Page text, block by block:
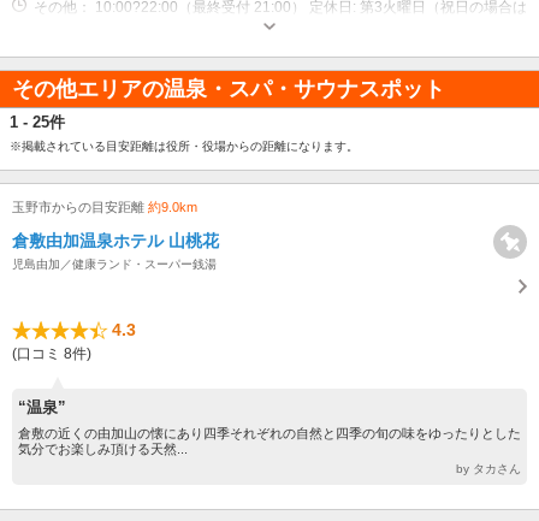
その他： 10:00?22:00（最終受付 21:00） 定休日: 第3火曜日（祝日の場合は
その他エリアの温泉・スパ・サウナスポット
1 - 25件
※掲載されている目安距離は役所・役場からの距離になります。
玉野市からの目安距離 約9.0km
倉敷由加温泉ホテル 山桃花
児島由加／健康ランド・スーパー銭湯
4.3
(口コミ 8件)
“温泉”
倉敷の近くの由加山の懐にあり四季それぞれの自然と四季の旬の味をゆったりとした
気分でお楽しみ頂ける天然...
by タカさん